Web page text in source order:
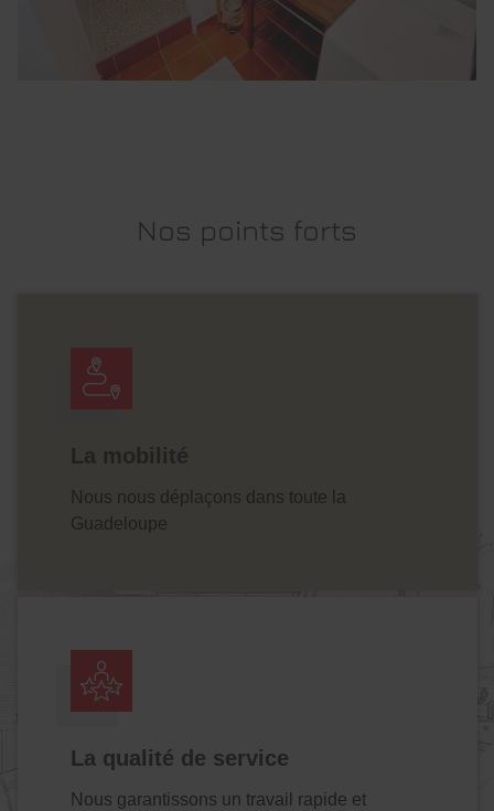
Nos points forts
La mobilité
Nous nous déplaçons dans toute la
Guadeloupe
La qualité de service
Nous garantissons un travail rapide et